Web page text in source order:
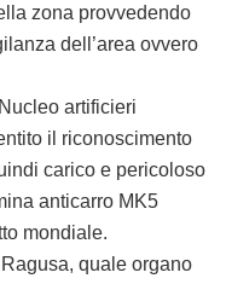
zona provvedendo
dell’area ovvero
artificieri
il riconoscimento
carico e pericoloso
anticarro MK5
mondiale.
quale organo